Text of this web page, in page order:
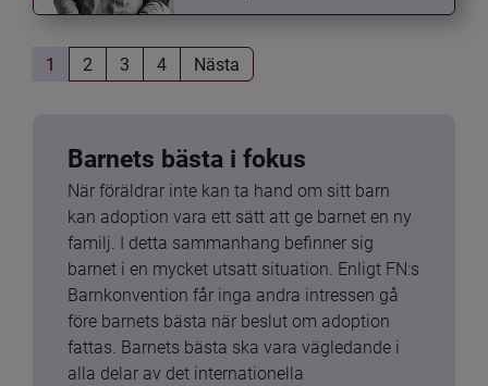
1 2 3 4 Nästa
Barnets bästa i fokus
När föräldrar inte kan ta hand om sitt barn
kan adoption vara ett sätt att ge barnet en ny
familj. I detta sammanhang befinner sig
barnet i en mycket utsatt situation. Enligt FN:s
Barnkonvention får inga andra intressen gå
före barnets bästa när beslut om adoption
fattas. Barnets bästa ska vara vägledande i
alla delar av det internationella